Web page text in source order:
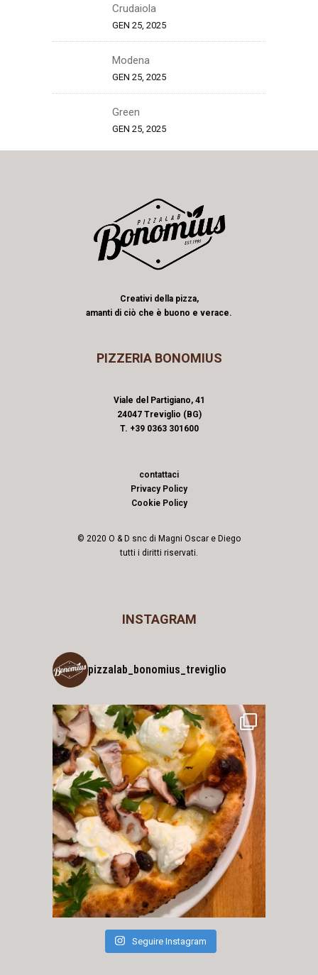
Crudaiola
GEN 25, 2025
Modena
GEN 25, 2025
Green
GEN 25, 2025
Creativi della pizza,
amanti di ciò che è buono e verace.
PIZZERIA BONOMIUS
Viale del Partigiano, 41
24047 Treviglio (BG)
T. +39 0363 301600
contattaci
Privacy Policy
Cookie Policy
© 2020 O & D snc di Magni Oscar e Diego
tutti i diritti riservati.
INSTAGRAM
pizzalab_bonomius_treviglio
Seguire Instagram